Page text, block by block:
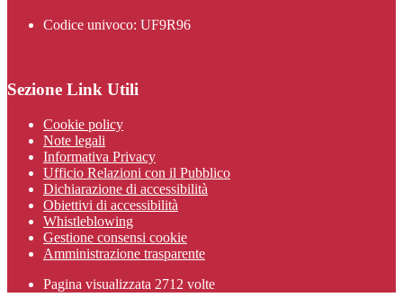
Codice univoco: UF9R96
Sezione Link Utili
Cookie policy
Note legali
Informativa Privacy
Ufficio Relazioni con il Pubblico
Dichiarazione di accessibilità
Obiettivi di accessibilità
Whistleblowing
Gestione consensi cookie
Amministrazione trasparente
Pagina visualizzata 2712 volte